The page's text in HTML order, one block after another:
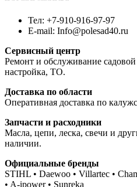
Тел: +7-910-916-97-97
E-mail: Info@polesad40.ru
Сервисный центр
Ремонт и обслуживание
настройка, ТО.
Доставка по области
Оперативная доставка по
Запчасти и расходники
Масла, цепи, леска, свечи и
наличии.
Официальные бренды
STIHL • Daewoo • Villartec •
• A-ipower • Sunreka